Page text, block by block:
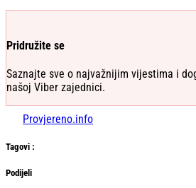
Pridružite se
Saznajte sve o najvažnijim vijestima i
našoj Viber zajednici.
Provjereno.info
Tagovi :
Podijeli